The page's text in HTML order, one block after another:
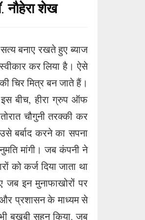
नौहेरा शेख
बनाए रखते हुए ब्याज
कर लिया है। ऐसे
चिर मित्र बन जाते हैं।
बीच, हीरा ग्रुप ऑफ
चौगुनी तरक्की कर
करने का सपना
मांगी। जब कंपनी ने
को कर्ज दिया जाता था
इन मुनाफाखोरों पर
और प्रशासन के माध्यम से